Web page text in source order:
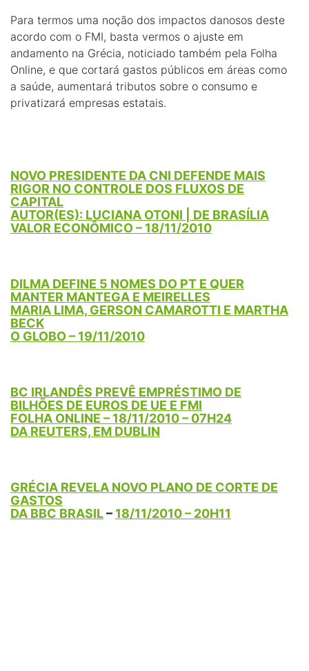
Para termos uma noção dos impactos danosos deste
acordo com o FMI, basta vermos o ajuste em
andamento na Grécia, noticiado também pela Folha
Online, e que cortará gastos públicos em áreas como
a saúde, aumentará tributos sobre o consumo e
privatizará empresas estatais.
NOVO PRESIDENTE DA CNI DEFENDE MAIS
RIGOR NO CONTROLE DOS FLUXOS DE
CAPITAL
AUTOR(ES): LUCIANA OTONI | DE BRASÍLIA
VALOR ECONÔMICO – 18/11/2010
DILMA DEFINE 5 NOMES DO PT E QUER
MANTER MANTEGA E MEIRELLES
MARIA LIMA, GERSON CAMAROTTI E MARTHA
BECK
O GLOBO – 19/11/2010
BC IRLANDÊS PREVÊ EMPRÉSTIMO DE
BILHÕES DE EUROS DE UE E FMI
FOLHA ONLINE – 18/11/2010 – 07H24
DA REUTERS, EM DUBLIN
GRÉCIA REVELA NOVO PLANO DE CORTE DE
GASTOS
DA BBC BRASIL– 18/11/2010 – 20H11